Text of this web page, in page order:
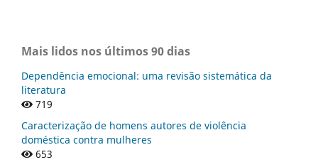
Mais lidos nos últimos 90 dias
Dependência emocional: uma revisão sistemática da
literatura
719
Caracterização de homens autores de violência
doméstica contra mulheres
653